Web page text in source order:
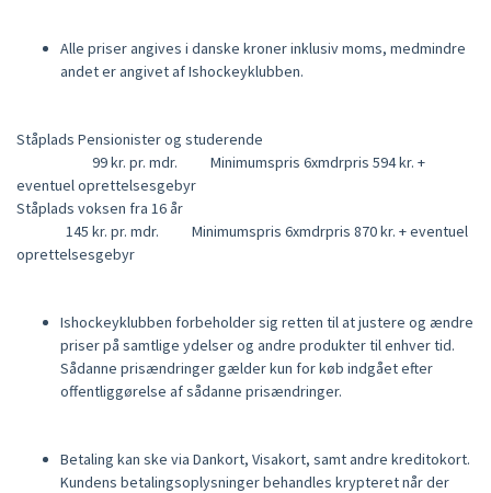
Alle priser angives i danske kroner inklusiv moms, medmindre
andet er angivet af Ishockeyklubben.
Ståplads Pensionister og studerende
99 kr. pr. mdr. Minimumspris 6xmdrpris 594 kr. +
eventuel oprettelsesgebyr
Ståplads voksen fra 16 år
145 kr. pr. mdr. Minimumspris 6xmdrpris 870 kr. + eventuel
oprettelsesgebyr
Ishockeyklubben forbeholder sig retten til at justere og ændre
priser på samtlige ydelser og andre produkter til enhver tid.
Sådanne prisændringer gælder kun for køb indgået efter
offentliggørelse af sådanne prisændringer.
Betaling kan ske via Dankort, Visakort, samt andre kreditokort.
Kundens betalingsoplysninger behandles krypteret når der